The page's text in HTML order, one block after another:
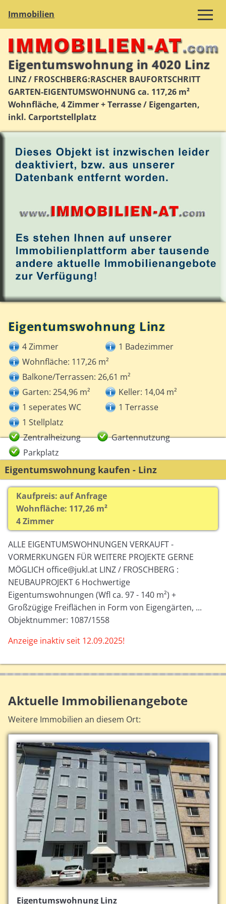
Immobilien
Eigentumswohnung in 4020 Linz
LINZ / FROSCHBERG:RASCHER BAUFORTSCHRITT
GARTEN-EIGENTUMSWOHNUNG ca. 117,26 m²
Wohnfläche, 4 Zimmer + Terrasse / Eigengarten,
inkl. Carportstellplatz
Eigentumswohnung Linz
4 Zimmer
1 Badezimmer
Wohnfläche: 117,26 m²
Balkone/Terrassen: 26,61 m²
Garten: 254,96 m²
Keller: 14,04 m²
1 seperates WC
1 Terrasse
1 Stellplatz
Zentralheizung
Gartennutzung
Parkplatz
Eigentumswohnung kaufen - Linz
Kaufpreis: auf Anfrage
Wohnfläche: 117,26 m²
4 Zimmer
ALLE EIGENTUMSWOHNUNGEN VERKAUFT -
VORMERKUNGEN FÜR WEITERE PROJEKTE GERNE
MÖGLICH office@jukl.at LINZ / FROSCHBERG :
NEUBAUPROJEKT 6 Hochwertige
Eigentumswohnungen (Wfl ca. 97 - 140 m²) +
Großzügige Freiflächen in Form von Eigengärten, ...
Objektnummer: 1087/1558
Anzeige inaktiv seit 12.09.2025!
Aktuelle Immobilienangebote
Weitere Immobilien an diesem Ort:
Eigentumswohnung Linz